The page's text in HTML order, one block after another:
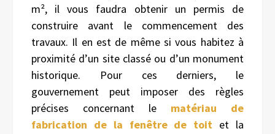
m², il vous faudra obtenir un permis de
construire avant le commencement des
travaux. Il en est de même si vous habitez à
proximité d’un site classé ou d’un monument
historique. Pour ces derniers, le
gouvernement peut imposer des règles
précises concernant le matériau de
fabrication de la fenêtre de toit et la